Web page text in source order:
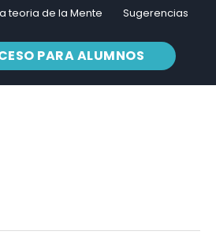
teoria de la Mente Sugerencias
PARA ALUMNOS